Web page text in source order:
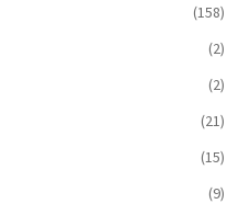
(158)
(2)
(2)
(21)
(15)
(9)